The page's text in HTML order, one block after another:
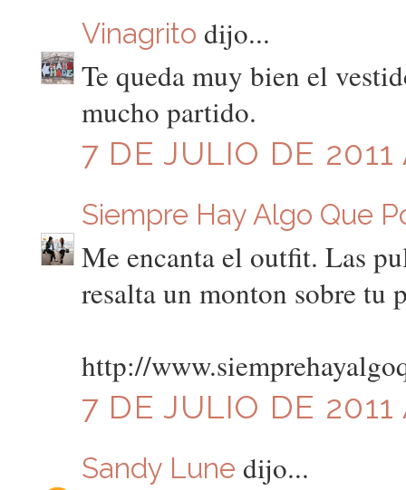
Vinagrito dijo...
Te queda muy bien el
mucho partido.
7 DE JULIO DE
Siempre Hay Algo Que
Me encanta el outfit. Las
resalta un monton sobre tu
http://
7 DE JULIO DE 2011
Sandy Lune dijo...